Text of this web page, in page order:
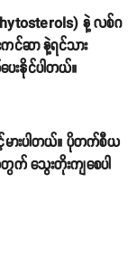
နဲ့ လစ်ဂ
င်ဆာ နဲ့ရင်သား
းနိုင်ပါတယ်။
ားပါတယ်။ ပိုတက်စီယ
သွေးတိုးကျစေပါ